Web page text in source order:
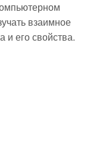
взаимное
и его свойства.